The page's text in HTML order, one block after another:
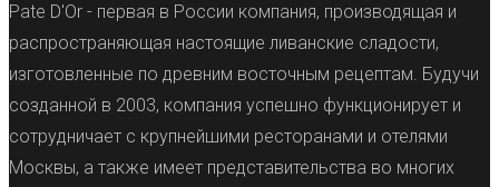
Pate D'Or - первая в России компания, производящая и
распространяющая настоящие ливанские сладости,
изготовленные по древним восточным рецептам. Будучи
созданной в 2003, компания успешно функционирует и
сотрудничает с крупнейшими ресторанами и отелями
Москвы, а также имеет представительства во многих